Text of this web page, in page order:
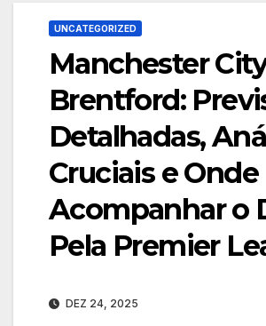
UNCATEGORIZED
Manchester
Brentford:
Detalhadas,
Cruciais e Onde
Acompanhar o
Pela Premier
DEZ 24, 2025